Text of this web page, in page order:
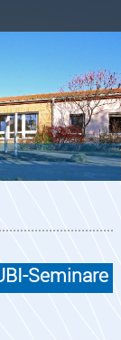
Seminare